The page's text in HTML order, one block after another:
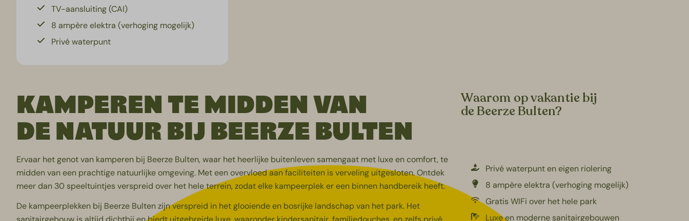
TV-aansluiting (CAI)
8 ampère elektra (verhoging mogelijk)
Privé waterpunt
KAMPEREN TE MIDDEN VAN
DE NATUUR BIJ BEERZE BULTEN
Ervaar het genot van kamperen bij Beerze Bulten, waar het heerlijke buitenleven samengaat met luxe en comfort, te
midden van een prachtige natuurlijke omgeving. Met een overvloed aan faciliteiten is verveling uitgesloten. Ontdek
meer dan 30 speeltuintjesverspreid over het hele terrein, zodat elke kampeerplek er een binnen handbereik heeft.
De kampeerplekken bij Beerze Bulten zijn verspreid in het glooiende en bosrijke landschap van het park. Het
Waarom op vakantie bij
de Beerze Bulten?
Privé waterpunt en eigen riolering
8 ampère elektra (verhoging mogelijk)
Gratis WIFi over het hele park
Luxe en moderne sanitairgebouwen